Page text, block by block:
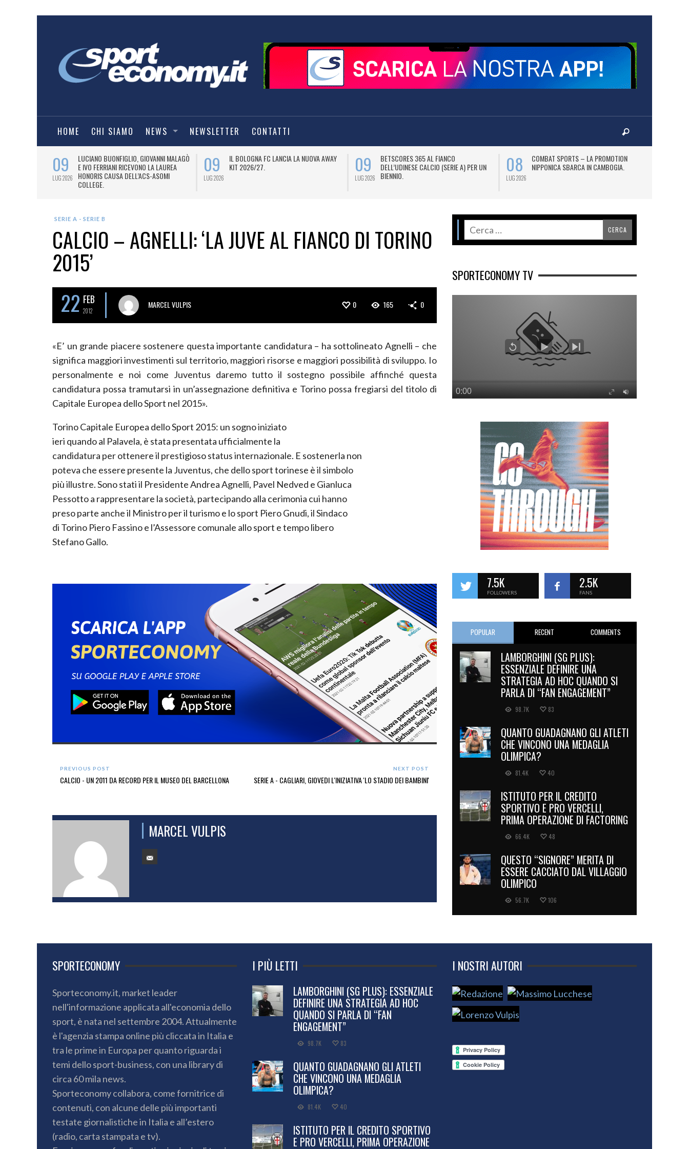
HOME CHI SIAMO NEWS NEWSLETTER CONTATTI
09
LUG 2026
LUCIANO BUONFIGLIO, GIOVANNI MALAGÒ
E IVO FERRIANI RICEVONO LA LAUREA
HONORIS CAUSA DELL’ACS-ASOMI
COLLEGE.
09
LUG 2026
IL BOLOGNA FC LANCIA LA NUOVA AWAY
KIT 2026/27.
09
LUG 2026
BETSCORES 365 AL FIANCO
DELL’UDINESE CALCIO (SERIE A) PER UN
BIENNIO.
08
LUG 2026
COMBAT SPORTS – LA PROMOTION
NIPPONICA SBARCA IN CAMBOGIA.
SERIE A - SERIE B
CALCIO – AGNELLI: ‘LA JUVE AL FIANCO DI TORINO
2015’
22 FEB
2012
MARCEL VULPIS 0 165 0
«E’ un grande piacere sostenere questa importante candidatura – ha sottolineato Agnelli – che
significa maggiori investimenti sul territorio, maggiori risorse e maggiori possibilità di sviluppo. Io
personalmente e noi come Juventus daremo tutto il sostegno possibile affinché questa
candidatura possa tramutarsi in un’assegnazione definitiva e Torino possa fregiarsi del titolo di
Capitale Europea dello Sport nel 2015».
Torino Capitale Europea dello Sport 2015: un sogno iniziato
ieri quando al Palavela, è stata presentata ufficialmente la
candidatura per ottenere il prestigioso status internazionale. E sostenerla non
poteva che essere presente la Juventus, che dello sport torinese è il simbolo
più illustre. Sono stati il Presidente Andrea Agnelli, Pavel Nedved e Gianluca
Pessotto a rappresentare la società, partecipando alla cerimonia cui hanno
preso parte anche il Ministro per il turismo e lo sport Piero Gnudi, il Sindaco
di Torino Piero Fassino e l’Assessore comunale allo sport e tempo libero
Stefano Gallo.
PREVIOUS POST
CALCIO - UN 2011 DA RECORD PER IL MUSEO DEL BARCELLONA
NEXT POST
SERIE A - CAGLIARI, GIOVEDI L'INIZIATIVA 'LO STADIO DEI BAMBINI'
MARCEL VULPIS
SPORTECONOMY TV
7.5K
FOLLOWERS
2.5K
FANS
POPULAR RECENT COMMENTS
LAMBORGHINI (SG PLUS):
ESSENZIALE DEFINIRE UNA
STRATEGIA AD HOC QUANDO SI
PARLA DI “FAN ENGAGEMENT”
98.7K 83
QUANTO GUADAGNANO GLI ATLETI
CHE VINCONO UNA MEDAGLIA
OLIMPICA?
81.4K 40
ISTITUTO PER IL CREDITO
SPORTIVO E PRO VERCELLI,
PRIMA OPERAZIONE DI FACTORING
66.4K 48
QUESTO “SIGNORE” MERITA DI
ESSERE CACCIATO DAL VILLAGGIO
OLIMPICO
56.7K 106
SPORTECONOMY
Sporteconomy.it, market leader
nell'informazione applicata all'economia dello
sport, è nata nel settembre 2004. Attualmente
è l'agenzia stampa online più cliccata in Italia e
tra le prime in Europa per quanto riguarda i
temi dello sport-business, con una library di
circa 60 mila news.
Sporteconomy collabora, come fornitrice di
contenuti, con alcune delle più importanti
testate giornalistiche in Italia e all’estero
(radio, carta stampata e tv).
I PIÙ LETTI
LAMBORGHINI (SG PLUS): ESSENZIALE
DEFINIRE UNA STRATEGIA AD HOC
QUANDO SI PARLA DI “FAN
ENGAGEMENT”
98.7K 83
QUANTO GUADAGNANO GLI ATLETI
CHE VINCONO UNA MEDAGLIA
OLIMPICA?
81.4K 40
ISTITUTO PER IL CREDITO SPORTIVO
E PRO VERCELLI, PRIMA OPERAZIONE
I NOSTRI AUTORI